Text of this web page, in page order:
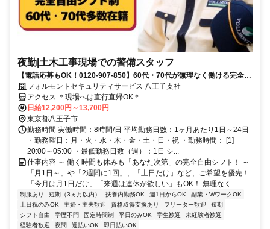
夜勤|土木工事現場での警備スタッフ
【電話応募もOK！0120-907-850】60代・70代が無理なく働ける完全自
由シフト♪日払いOK♪
フォルモントセキュリティサービス 八王子支社
アクセス ＊現場へは直行直帰OK＊
日給12,200円～13,700円
東京都八王子市
勤務時間 実働時間：8時間/日 平均勤務日数：1ヶ月あたり1日～24日
・勤務曜日：月・火・水・木・金・土・日・祝 ・勤務時間： [1]
20:00～05:00 ・最低勤務日数（週）：1日 シ...
仕事内容 ～ 働く時間も休みも「あなた次第」の完全自由シフト！ ～
「月1日～」や「2週間に1回」、「土日だけ」など、ご希望を優先！
「今月は月1日だけ」「来週は連休が欲しい」もOK！ 無理なく...
制服あり 短期（3ヵ月以内） 扶養内勤務OK 週1日からOK
副業・WワークOK
土日祝のみOK
主婦・主夫歓迎 資格取得支援あり フリーター歓迎
短期
シフト自由
学歴不問 固定時間制 平日のみOK 学生歓迎
未経験者歓迎
経験者歓迎
夜間 週払いOK 即日払いOK